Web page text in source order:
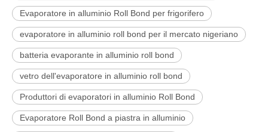
Evaporatore in alluminio Roll Bond per frigorifero
evaporatore in alluminio roll bond per il mercato nigeriano
batteria evaporante in alluminio roll bond
vetro dell'evaporatore in alluminio roll bond
Produttori di evaporatori in alluminio Roll Bond
Evaporatore Roll Bond a piastra in alluminio